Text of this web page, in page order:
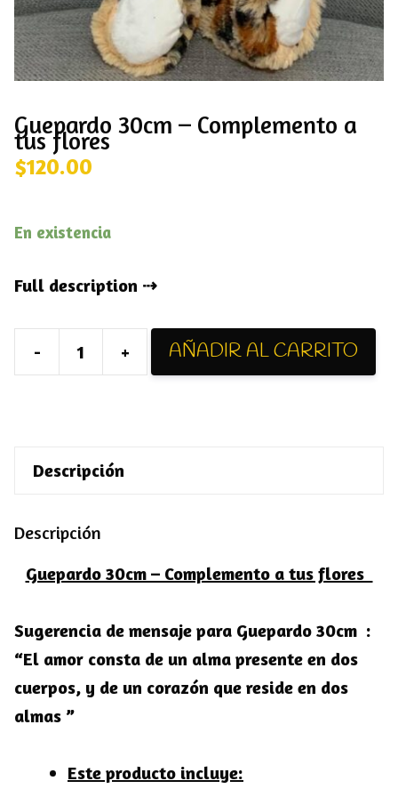
Guepardo 30cm – Complemento a
tus flores
$120.00
En existencia
Full description
-
Guepardo
cantidad
+ AÑADIR AL CARRITO
Descripción
Descripción
Guepardo 30cm – Complemento a tus flores
Sugerencia de mensaje para Guepardo 30cm :
“El amor consta de un alma presente en dos
cuerpos, y de un corazón que reside en dos
almas ”
Este producto incluye: